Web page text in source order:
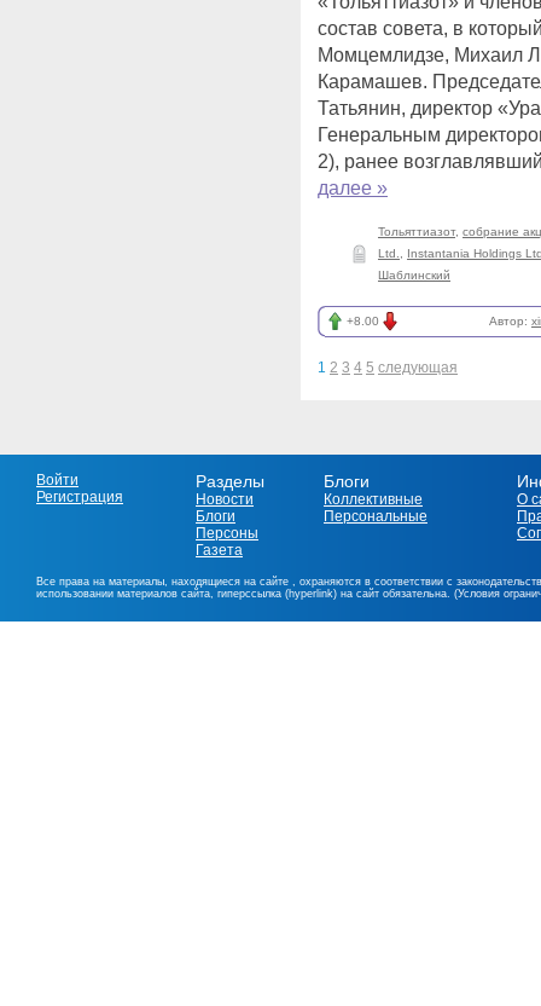
состав совета, в
Момцемлидзе, Михаил
Карамашев.
Татьянин, директор
Генеральным
2), ранее
далее »
Тольяттиазот, собрание
Ltd.
Instantania Holdings
Шаблинский
+8.00 Автор:
1 2 3 4 5 следующая
Войти
Регистрация
Разделы
Новости
Блоги
Персоны
Газета
Блоги
Коллективные
Персональные
О
Все права на материалы, находящиеся на сайте , охраняются в соответствии с
использовании материалов сайта, гиперссылка (hyperlink) на сайт обязательна. (Условия